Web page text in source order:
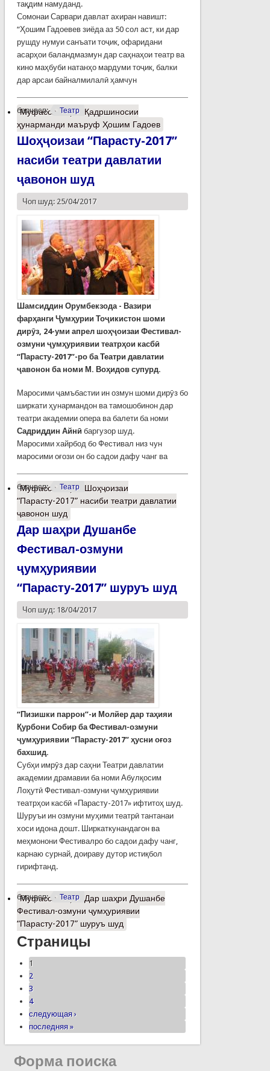
тақдим намуданд.
Сомонаи Сарвари давлат ахиран навишт:
“Ҳошим Гадоевев зиёда аз 50 сол аст, ки дар
рушду нумуи санъати тоҷик, офаридани
асарҳои баландмазмун дар саҳнаҳои театр ва
кино маҳбуби натанҳо мардуми тоҷик, балки
дар арсаи байналмилалӣ ҳамчун
барчасп: Театр
Муфассалтаро Қадршиносии
ҳунарманди маъруф Ҳошим Гадоев
Шоҳҷоизаи “Парасту-2017”
насиби театри давлатии
ҷавонон шуд
Чоп шуд: 25/04/2017
Шамсиддин Орумбекзода - Вазири
фарҳанги Ҷумҳурии Тоҷикистон шоми
дирӯз, 24-уми апрел шоҳҷоизаи Фестивал-
озмуни ҷумҳуриявии театрҳои касбӣ
“Парасту-2017”-ро ба Театри давлатии
ҷавонон ба номи М. Воҳидов супурд.
Маросими ҷамъбастии ин озмун шоми дирӯз бо
ширкати ҳунармандон ва тамошобинон дар
театри академии опера ва балети ба номи
Садриддин Айнӣ баргузор шуд.
Маросими хайрбод бо Фестивал низ чун
маросими оғози он бо садои дафу чанг ва
барчасп: Театр
Муфассалтаро Шоҳҷоизаи
“Парасту-2017” насиби театри давлатии
ҷавонон шуд
Дар шаҳри Душанбе
Фестивал-озмуни
ҷумҳуриявии
“Парасту-2017” шуруъ шуд
Чоп шуд: 18/04/2017
“Пизишки паррон”-и Молйер дар таҳияи
Қурбони Собир ба Фестивал-озмуни
ҷумҳуриявии “Парасту-2017” ҳусни оғоз
бахшид.
Субҳи имрӯз дар саҳни Театри давлатии
академии драмавии ба номи Абулқосим
Лоҳутӣ Фестивал-озмуни ҷумҳуриявии
театрҳои касбӣ «Парасту-2017» ифтитоҳ шуд.
Шуруъи ин озмуни муҳими театрӣ тантанаи
хоси идона дошт. Ширкаткунандагон ва
меҳмонони Фестивалро бо садои дафу чанг,
карнаю сурнай, доираву дутор истиқбол
гирифтанд.
барчасп: Театр
Муфассалтаро Дар шаҳри Душанбе
Фестивал-озмуни ҷумҳуриявии
“Парасту-2017” шуруъ шуд
Страницы
1
2
3
4
следующая ›
последняя »
Форма поиска